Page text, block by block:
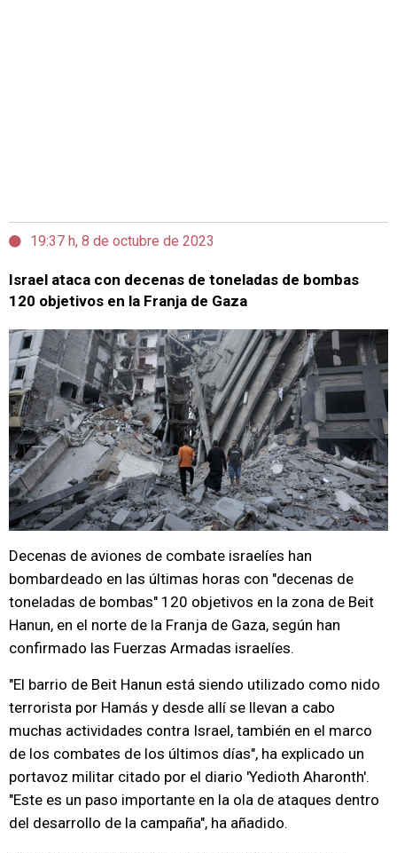
19:37 h, 8 de octubre de 2023
Israel ataca con decenas de toneladas de bombas
120 objetivos en la Franja de Gaza
Decenas de aviones de combate israelíes han
bombardeado en las últimas horas con "decenas de
toneladas de bombas" 120 objetivos en la zona de Beit
Hanun, en el norte de la Franja de Gaza, según han
confirmado las Fuerzas Armadas israelíes.
"El barrio de Beit Hanun está siendo utilizado como nido
terrorista por Hamás y desde allí se llevan a cabo
muchas actividades contra Israel, también en el marco
de los combates de los últimos días", ha explicado un
portavoz militar citado por el diario 'Yedioth Aharonth'.
"Este es un paso importante en la ola de ataques dentro
del desarrollo de la campaña", ha añadido.